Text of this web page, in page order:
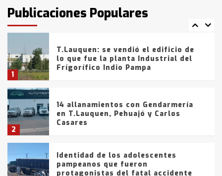
Publicaciones Populares
fueron detenidos por
comercialización de drogas en la
tarde del sábado
1
T.Lauquen: se vendió el edificio de
lo que fue la planta Industrial del
Frígorífico Indio Pampa
2
14 allanamientos con Gendarmería
en T.Lauquen, Pehuajó y Carlos
Casares
Identidad de los adolescentes
pampeanos que fueron
protagonistas del fatal accidente